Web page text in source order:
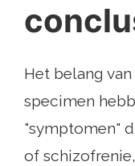
Het belang
specimen
"symptomen"
of